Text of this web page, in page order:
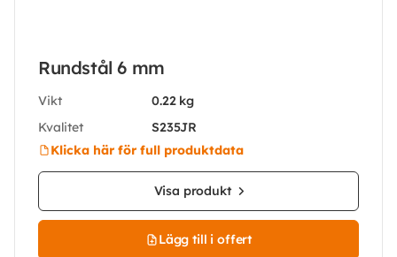
Rundstål 6 mm
Vikt
0.22 kg
Kvalitet
S235JR
Klicka här för full produktdata
Visa produkt
Lägg till i offert